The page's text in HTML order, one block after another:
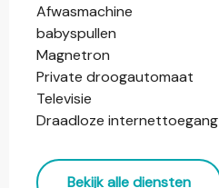
Afwasmachine
babyspullen
Magnetron
Private droogautomaat
Televisie
Draadloze internettoegang
Bekijk alle diensten